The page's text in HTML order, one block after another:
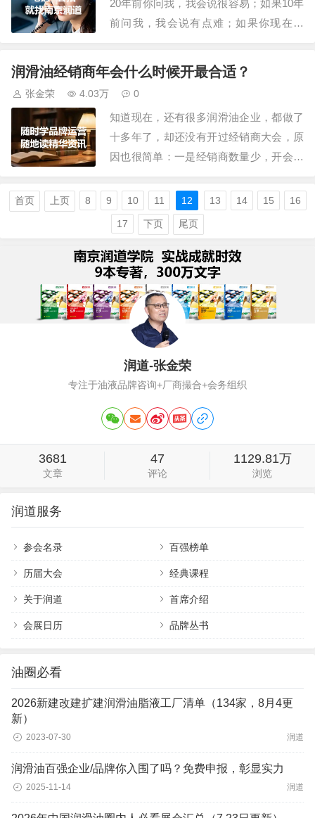
20年前你问我，我会说很容易；如果10年
前问我，我会说有点难；如果你现在问
意，也是人世间最艰难的生意，说简单，
是养家糊口容易，说艰难，是做大规模做
成品牌很难很难，这种简单与艰难，构成
了润滑油圈最核心的悖论。1、“简单”的表
象：极低…
润滑油经销商年会什么时候开最合适？
张金荣 4.03万 0
知道现在，还有很多润滑油企业，都做了
十多年了，却还没有开过经销商大会，原
因也很简单：一是经销商数量少，开会没
内容，自己说些什么；三是觉得开会是个
亏本生意，要安排食宿、游乐，不划算。
这么想，其实是把大会误解了，经销商大
会需要开，而是非常需开。开会可以传递
精神，比如新…
首页 上页 8 9 10 11 12 13 14 15 16
17 下页 尾页
润道-张金荣
专注于油液品牌咨询+厂商撮合+会务组织
3681
文章
47
评论
1129.81万
浏览
润道服务
参会名录 百强榜单
历届大会 经典课程
关于润道 首席介绍
会展日历 品牌丛书
油圈必看
2026新建改建扩建润滑油脂液工厂清单（134家，8月4更
新）
2023-07-30 润道
润滑油百强企业/品牌你入围了吗？免费申报，彰显实力
2025-11-14 润道